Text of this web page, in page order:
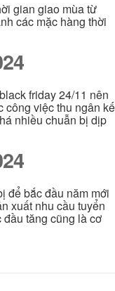
gian giao mùa từ
các mặc hàng thời
friday 24/11 nên
công việc thu ngân kế
nhiều chuẫn bị dịp
để bắc đầu năm mới
xuất nhu cầu tuyển
tăng cũng là cơ